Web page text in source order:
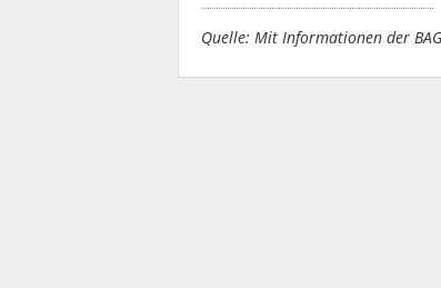
Quelle: Mit Informationen der